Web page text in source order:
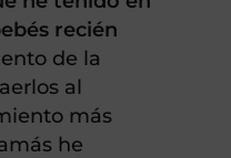
recién
de la
al
más
he